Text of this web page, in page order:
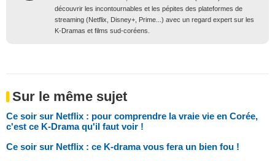
découvrir les incontournables et les pépites des plateformes de
streaming (Netflix, Disney+, Prime...) avec un regard expert sur les
K-Dramas et films sud-coréens.
Sur le même sujet
Ce soir sur Netflix : pour comprendre la vraie vie en Corée,
c'est ce K-Drama qu'il faut voir !
Ce soir sur Netflix : ce K-drama vous fera un bien fou !